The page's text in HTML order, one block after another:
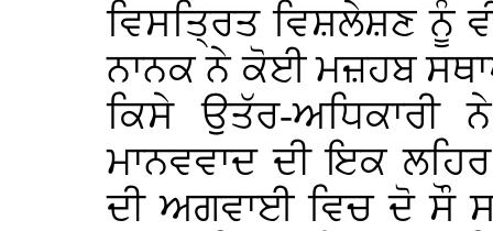
ਵਿਸਤ੍ਰਿਤ ਵਿਸ਼ਲੇਸ਼ਣ ਨੂੰ
ਨਾਨਕ ਨੇ ਕੋਈ ਮਜ਼ਹਬ
ਕਿਸੇ ਉਤੱਰ-
ਮਾਨਵਵਾਦ ਦੀ ਇਕ
ਦੀ ਅਗਵਾਈ ਵਿਚ ਦੋ ਸੌ